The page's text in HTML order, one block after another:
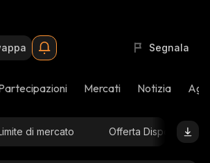
Segnala
Mercati Notizia
di mercato Offerta Disponibile